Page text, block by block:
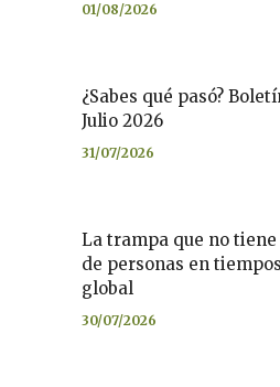
01/08/2026
¿Sabes qué pasó?
Julio 2026
31/07/2026
La trampa que no
de personas en
global
30/07/2026